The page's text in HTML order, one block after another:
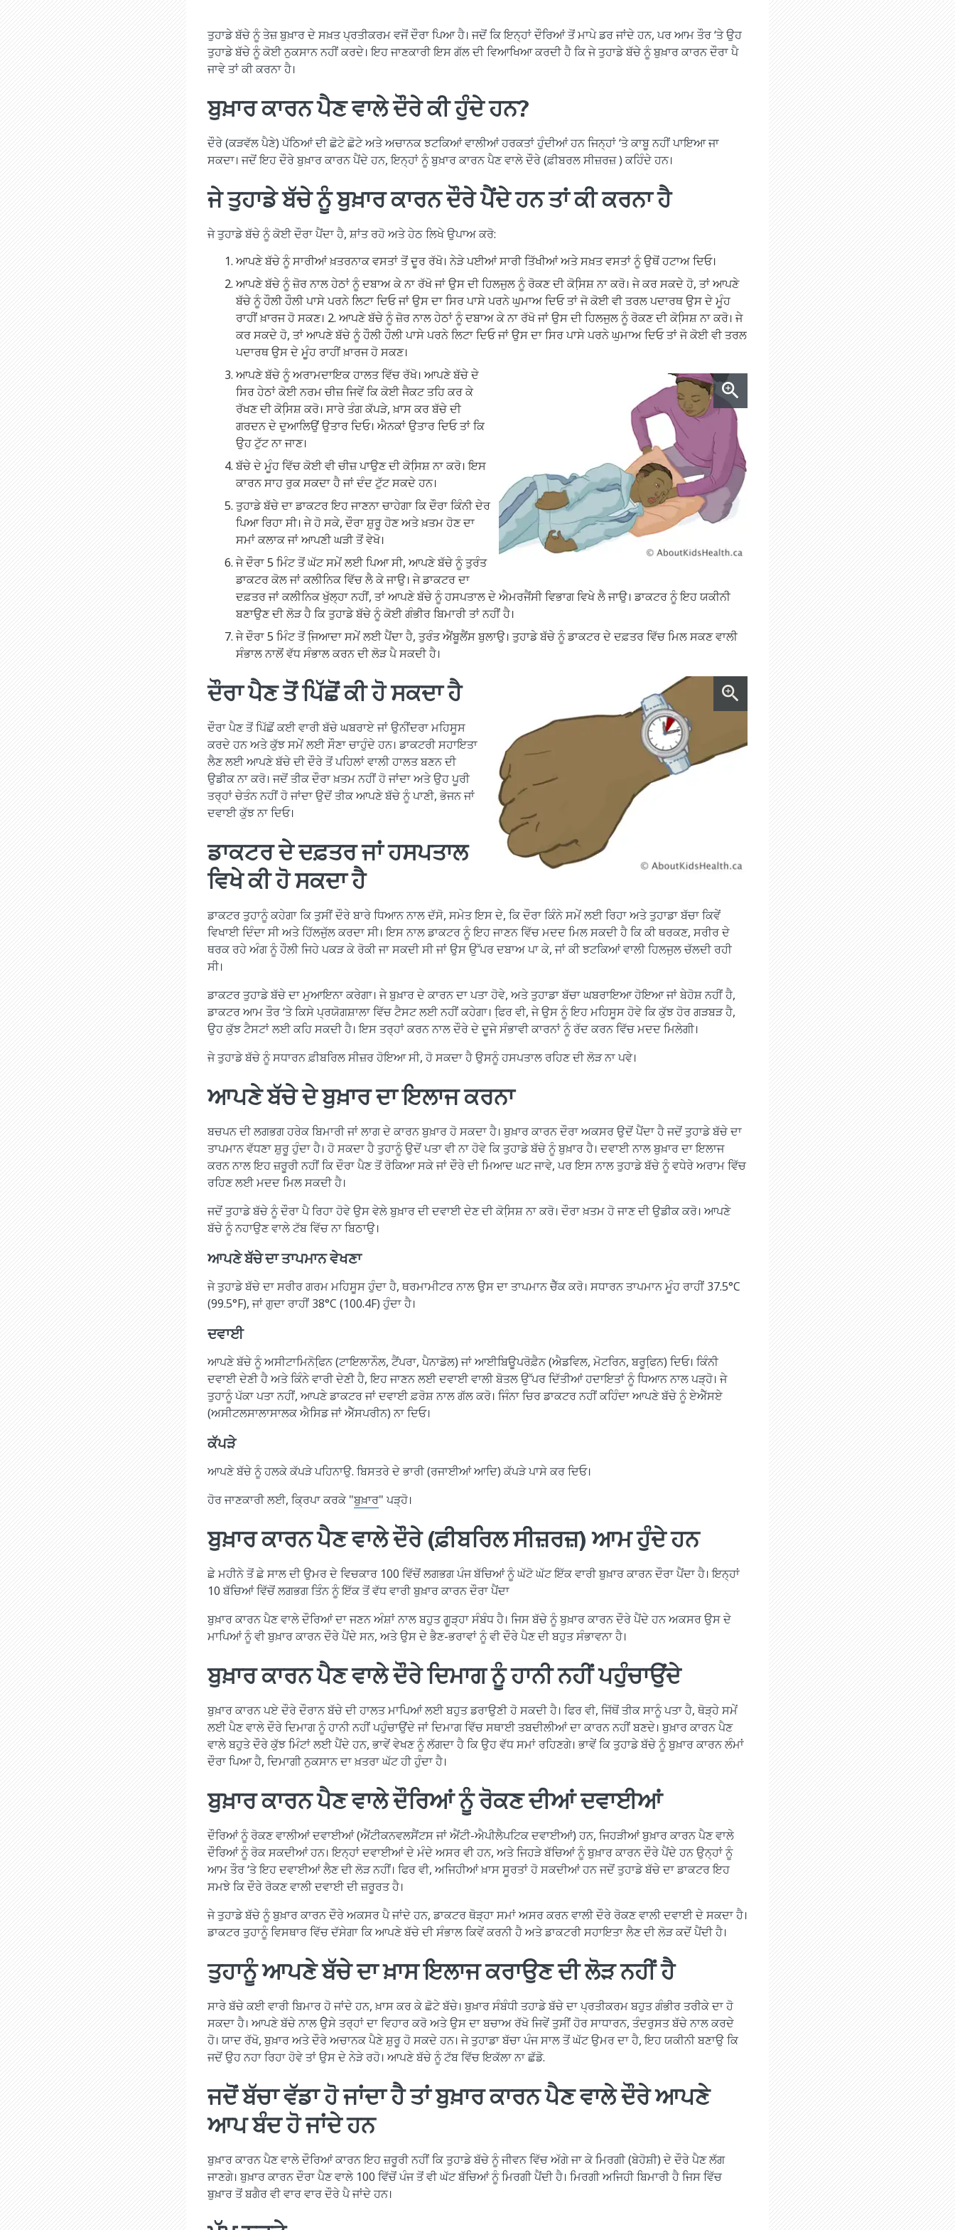
ਤੁਹਾਡੇ ਬੱਚੇ ਨੂੰ ਤੇਜ਼ ਬੁਖ਼ਾਰ ਦੇ ਸਖ਼ਤ ਪ੍ਰਤੀਕਰਮ ਵਜੋਂ ਦੌਰਾ ਪਿਆ ਹੈ। ਜਦੋਂ ਕਿ ਇਨ੍ਹਾਂ ਦੌਰਿਆਂ ਤੋਂ ਮਾਪੇ ਡਰ ਜਾਂਦੇ ਹਨ, ਪਰ ਆਮ ਤੌਰ ‘ਤੇ ਉਹ
ਤੁਹਾਡੇ ਬੱਚੇ ਨੂੰ ਕੋਈ ਨੁਕਸਾਨ ਨਹੀਂ ਕਰਦੇ। ਇਹ ਜਾਣਕਾਰੀ ਇਸ ਗੱਲ ਦੀ ਵਿਆਖਿਆ ਕਰਦੀ ਹੈ ਕਿ ਜੇ ਤੁਹਾਡੇ ਬੱਚੇ ਨੂੰ ਬੁਖ਼ਾਰ ਕਾਰਨ ਦੌਰਾ ਪੈ
ਜਾਵੇ ਤਾਂ ਕੀ ਕਰਨਾ ਹੈ।
ਬੁਖ਼ਾਰ ਕਾਰਨ ਪੈਣ ਵਾਲੇ ਦੌਰੇ ਕੀ ਹੁੰਦੇ ਹਨ?
ਦੌਰੇ (ਕੜਵੱਲ ਪੈਣੇ) ਪੱਠਿਆਂ ਦੀ ਛੋਟੇ ਛੋਟੇ ਅਤੇ ਅਚਾਨਕ ਝਟਕਿਆਂ ਵਾਲੀਆਂ ਹਰਕਤਾਂ ਹੁੰਦੀਆਂ ਹਨ ਜਿਨ੍ਹਾਂ ‘ਤੇ ਕਾਬੂ ਨਹੀਂ ਪਾਇਆ ਜਾ
ਸਕਦਾ। ਜਦੋਂ ਇਹ ਦੌਰੇ ਬੁਖ਼ਾਰ ਕਾਰਨ ਪੈਂਦੇ ਹਨ, ਇਨ੍ਹਾਂ ਨੂੰ ਬੁਖ਼ਾਰ ਕਾਰਨ ਪੈਣ ਵਾਲੇ ਦੌਰੇ (ਫ਼ੀਬਰਲ ਸੀਜ਼ਰਜ਼ ) ਕਹਿੰਦੇ ਹਨ।
ਜੇ ਤੁਹਾਡੇ ਬੱਚੇ ਨੂੰ ਬੁਖ਼ਾਰ ਕਾਰਨ ਦੌਰੇ ਪੈਂਦੇ ਹਨ ਤਾਂ ਕੀ ਕਰਨਾ ਹੈ
ਜੇ ਤੁਹਾਡੇ ਬੱਚੇ ਨੂੰ ਕੋਈ ਦੌਰਾ ਪੈਂਦਾ ਹੈ, ਸ਼ਾਂਤ ਰਹੋ ਅਤੇ ਹੇਠ ਲਿਖੇ ਉਪਾਅ ਕਰੋ:
ਆਪਣੇ ਬੱਚੇ ਨੂੰ ਸਾਰੀਆਂ ਖ਼ਤਰਨਾਕ ਵਸਤਾਂ ਤੋਂ ਦੂਰ ਰੱਖੋ। ਨੇੜੇ ਪਈਆਂ ਸਾਰੀ ਤਿੱਖੀਆਂ ਅਤੇ ਸਖ਼ਤ ਵਸਤਾਂ ਨੂੰ ਉਥੋਂ ਹਟਾਅ ਦਿਓ।
ਆਪਣੇ ਬੱਚੇ ਨੂੰ ਜ਼ੋਰ ਨਾਲ ਹੇਠਾਂ ਨੂੰ ਦਬਾਅ ਕੇ ਨਾ ਰੱਖੋ ਜਾਂ ਉਸ ਦੀ ਹਿਲਜੁਲ ਨੂੰ ਰੋਕਣ ਦੀ ਕੋਸਿ਼ਸ਼ ਨਾ ਕਰੋ। ਜੇ ਕਰ ਸਕਦੇ ਹੋ, ਤਾਂ ਆਪਣੇ
ਬੱਚੇ ਨੂੰ ਹੌਲੀ ਹੌਲੀ ਪਾਸੇ ਪਰਨੇ ਲਿਟਾ ਦਿਓ ਜਾਂ ਉਸ ਦਾ ਸਿਰ ਪਾਸੇ ਪਰਨੇ ਘੁਮਾਅ ਦਿਓ ਤਾਂ ਜੋ ਕੋਈ ਵੀ ਤਰਲ ਪਦਾਰਥ ਉਸ ਦੇ ਮੂੰਹ
ਰਾਹੀਂ ਖ਼ਾਰਜ ਹੋ ਸਕਣ। 2. ਆਪਣੇ ਬੱਚੇ ਨੂੰ ਜ਼ੋਰ ਨਾਲ ਹੇਠਾਂ ਨੂੰ ਦਬਾਅ ਕੇ ਨਾ ਰੱਖੋ ਜਾਂ ਉਸ ਦੀ ਹਿਲਜੁਲ ਨੂੰ ਰੋਕਣ ਦੀ ਕੋਸਿ਼ਸ਼ ਨਾ ਕਰੋ। ਜੇ
ਕਰ ਸਕਦੇ ਹੋ, ਤਾਂ ਆਪਣੇ ਬੱਚੇ ਨੂੰ ਹੌਲੀ ਹੌਲੀ ਪਾਸੇ ਪਰਨੇ ਲਿਟਾ ਦਿਓ ਜਾਂ ਉਸ ਦਾ ਸਿਰ ਪਾਸੇ ਪਰਨੇ ਘੁਮਾਅ ਦਿਓ ਤਾਂ ਜੋ ਕੋਈ ਵੀ ਤਰਲ
ਪਦਾਰਥ ਉਸ ਦੇ ਮੂੰਹ ਰਾਹੀਂ ਖ਼ਾਰਜ ਹੋ ਸਕਣ।
ਆਪਣੇ ਬੱਚੇ ਨੂੰ ਅਰਾਮਦਾਇਕ ਹਾਲਤ ਵਿੱਚ ਰੱਖੋ। ਆਪਣੇ ਬੱਚੇ ਦੇ
ਸਿਰ ਹੇਠਾਂ ਕੋਈ ਨਰਮ ਚੀਜ਼ ਜਿਵੇਂ ਕਿ ਕੋਈ ਜੈਕਟ ਤਹਿ ਕਰ ਕੇ
ਰੱਖਣ ਦੀ ਕੋਸਿ਼ਸ਼ ਕਰੋ। ਸਾਰੇ ਤੰਗ ਕੱਪੜੇ, ਖ਼ਾਸ ਕਰ ਬੱਚੇ ਦੀ
ਗਰਦਨ ਦੇ ਦੁਆਲਿਉਂ ਉਤਾਰ ਦਿਓ। ਐਨਕਾਂ ਉਤਾਰ ਦਿਓ ਤਾਂ ਕਿ
ਉਹ ਟੁੱਟ ਨਾ ਜਾਣ।
ਬੱਚੇ ਦੇ ਮੂੰਹ ਵਿੱਚ ਕੋਈ ਵੀ ਚੀਜ਼ ਪਾਉਣ ਦੀ ਕੋਸਿ਼ਸ਼ ਨਾ ਕਰੋ। ਇਸ
ਕਾਰਨ ਸਾਹ ਰੁਕ ਸਕਦਾ ਹੈ ਜਾਂ ਦੰਦ ਟੁੱਟ ਸਕਦੇ ਹਨ।
ਤੁਹਾਡੇ ਬੱਚੇ ਦਾ ਡਾਕਟਰ ਇਹ ਜਾਣਨਾ ਚਾਹੇਗਾ ਕਿ ਦੌਰਾ ਕਿੰਨੀ ਦੇਰ
ਪਿਆ ਰਿਹਾ ਸੀ। ਜੇ ਹੋ ਸਕੇ, ਦੌਰਾ ਸ਼ੁਰੂ ਹੋਣ ਅਤੇ ਖ਼ਤਮ ਹੋਣ ਦਾ
ਸਮਾਂ ਕਲਾਕ ਜਾਂ ਆਪਣੀ ਘੜੀ ਤੋਂ ਵੇਖੋ।
ਜੇ ਦੌਰਾ 5 ਮਿੰਟ ਤੋਂ ਘੱਟ ਸਮੇਂ ਲਈ ਪਿਆ ਸੀ, ਆਪਣੇ ਬੱਚੇ ਨੂੰ ਤੁਰੰਤ
ਡਾਕਟਰ ਕੋਲ ਜਾਂ ਕਲੀਨਿਕ ਵਿੱਚ ਲੈ ਕੇ ਜਾਉ। ਜੇ ਡਾਕਟਰ ਦਾ
ਦਫ਼ਤਰ ਜਾਂ ਕਲੀਨਿਕ ਖੁੱਲ੍ਹਾ ਨਹੀਂ, ਤਾਂ ਆਪਣੇ ਬੱਚੇ ਨੂੰ ਹਸਪਤਾਲ ਦੇ ਐਮਰਜੈਂਸੀ ਵਿਭਾਗ ਵਿਖੇ ਲੈ ਜਾਉ। ਡਾਕਟਰ ਨੂੰ ਇਹ ਯਕੀਨੀ
ਬਣਾਉਣ ਦੀ ਲੋੜ ਹੈ ਕਿ ਤੁਹਾਡੇ ਬੱਚੇ ਨੂੰ ਕੋਈ ਗੰਭੀਰ ਬਿਮਾਰੀ ਤਾਂ ਨਹੀਂ ਹੈ।
ਜੇ ਦੌਰਾ 5 ਮਿੰਟ ਤੋਂ ਜਿ਼ਆਦਾ ਸਮੇਂ ਲਈ ਪੈਂਦਾ ਹੈ, ਤੁਰੰਤ ਐਂਬੂਲੈਂਸ ਬੁਲਾਉ। ਤੁਹਾਡੇ ਬੱਚੇ ਨੂੰ ਡਾਕਟਰ ਦੇ ਦਫ਼ਤਰ ਵਿੱਚ ਮਿਲ ਸਕਣ ਵਾਲੀ
ਸੰਭਾਲ ਨਾਲੋਂ ਵੱਧ ਸੰਭਾਲ ਕਰਨ ਦੀ ਲੋੜ ਪੈ ਸਕਦੀ ਹੈ।
ਦੌਰਾ ਪੈਣ ਤੋਂ ਪਿੱਛੋਂ ਕੀ ਹੋ ਸਕਦਾ ਹੈ
ਦੌਰਾ ਪੈਣ ਤੋਂ ਪਿੱਛੋਂ ਕਈ ਵਾਰੀ ਬੱਚੇ ਘਬਰਾਏ ਜਾਂ ਉਨੀਂਦਰਾ ਮਹਿਸੂਸ
ਕਰਦੇ ਹਨ ਅਤੇ ਕੁੱਝ ਸਮੇਂ ਲਈ ਸੌਣਾ ਚਾਹੁੰਦੇ ਹਨ। ਡਾਕਟਰੀ ਸਹਾਇਤਾ
ਲੈਣ ਲਈ ਆਪਣੇ ਬੱਚੇ ਦੀ ਦੌਰੇ ਤੋਂ ਪਹਿਲਾਂ ਵਾਲੀ ਹਾਲਤ ਬਣਨ ਦੀ
ਉਡੀਕ ਨਾ ਕਰੋ। ਜਦੋਂ ਤੀਕ ਦੌਰਾ ਖ਼ਤਮ ਨਹੀਂ ਹੋ ਜਾਂਦਾ ਅਤੇ ਉਹ ਪੂਰੀ
ਤਰ੍ਹਾਂ ਚੇਤੰਨ ਨਹੀਂ ਹੋ ਜਾਂਦਾ ਉਦੋਂ ਤੀਕ ਆਪਣੇ ਬੱਚੇ ਨੂੰ ਪਾਣੀ, ਭੋਜਨ ਜਾਂ
ਦਵਾਈ ਕੁੱਝ ਨਾ ਦਿਓ।
ਡਾਕਟਰ ਦੇ ਦਫ਼ਤਰ ਜਾਂ ਹਸਪਤਾਲ
ਵਿਖੇ ਕੀ ਹੋ ਸਕਦਾ ਹੈ
ਡਾਕਟਰ ਤੁਹਾਨੂੰ ਕਹੇਗਾ ਕਿ ਤੁਸੀਂ ਦੌਰੇ ਬਾਰੇ ਧਿਆਨ ਨਾਲ ਦੱਸੋ, ਸਮੇਤ ਇਸ ਦੇ, ਕਿ ਦੌਰਾ ਕਿੰਨੇ ਸਮੇਂ ਲਈ ਰਿਹਾ ਅਤੇ ਤੁਹਾਡਾ ਬੱਚਾ ਕਿਵੇਂ
ਵਿਖਾਈ ਦਿੰਦਾ ਸੀ ਅਤੇ ਹਿੱਲਜੁੱਲ ਕਰਦਾ ਸੀ। ਇਸ ਨਾਲ ਡਾਕਟਰ ਨੂੰ ਇਹ ਜਾਣਨ ਵਿੱਚ ਮਦਦ ਮਿਲ ਸਕਦੀ ਹੈ ਕਿ ਕੀ ਥਰਕਣ, ਸਰੀਰ ਦੇ
ਥਰਕ ਰਹੇ ਅੰਗ ਨੂੰ ਹੌਲੀ ਜਿਹੇ ਪਕੜ ਕੇ ਰੋਕੀ ਜਾ ਸਕਦੀ ਸੀ ਜਾਂ ਉਸ ਉੱਪਰ ਦਬਾਅ ਪਾ ਕੇ, ਜਾਂ ਕੀ ਝਟਕਿਆਂ ਵਾਲੀ ਹਿਲਜੁਲ ਚੱਲਦੀ ਰਹੀ
ਸੀ।
ਡਾਕਟਰ ਤੁਹਾਡੇ ਬੱਚੇ ਦਾ ਮੁਆਇਨਾ ਕਰੇਗਾ। ਜੇ ਬੁਖ਼ਾਰ ਦੇ ਕਾਰਨ ਦਾ ਪਤਾ ਹੋਵੇ, ਅਤੇ ਤੁਹਾਡਾ ਬੱਚਾ ਘਬਰਾਇਆ ਹੋਇਆ ਜਾਂ ਬੇਹੋਸ਼ ਨਹੀਂ ਹੈ,
ਡਾਕਟਰ ਆਮ ਤੌਰ ‘ਤੇ ਕਿਸੇ ਪ੍ਰਯੋਗਸ਼ਾਲਾ ਵਿੱਚ ਟੈਸਟ ਲਈ ਨਹੀਂ ਕਹੇਗਾ। ਫਿ਼ਰ ਵੀ, ਜੇ ਉਸ ਨੂੰ ਇਹ ਮਹਿਸੂਸ ਹੋਵੇ ਕਿ ਕੁੱਝ ਹੋਰ ਗੜਬੜ ਹੈ,
ਉਹ ਕੁੱਝ ਟੈਸਟਾਂ ਲਈ ਕਹਿ ਸਕਦੀ ਹੈ। ਇਸ ਤਰ੍ਹਾਂ ਕਰਨ ਨਾਲ ਦੌਰੇ ਦੇ ਦੂਜੇ ਸੰਭਾਵੀ ਕਾਰਨਾਂ ਨੂੰ ਰੱਦ ਕਰਨ ਵਿੱਚ ਮਦਦ ਮਿਲੇਗੀ।
ਜੇ ਤੁਹਾਡੇ ਬੱਚੇ ਨੂੰ ਸਧਾਰਨ ਫ਼ੀਬਰਿਲ ਸੀਜ਼ਰ ਹੋਇਆ ਸੀ, ਹੋ ਸਕਦਾ ਹੈ ਉਸਨੂੰ ਹਸਪਤਾਲ ਰਹਿਣ ਦੀ ਲੋੜ ਨਾ ਪਵੇ।
ਆਪਣੇ ਬੱਚੇ ਦੇ ਬੁਖ਼ਾਰ ਦਾ ਇਲਾਜ ਕਰਨਾ
ਬਚਪਨ ਦੀ ਲਗਭਗ ਹਰੇਕ ਬਿਮਾਰੀ ਜਾਂ ਲਾਗ ਦੇ ਕਾਰਨ ਬੁਖ਼ਾਰ ਹੋ ਸਕਦਾ ਹੈ। ਬੁਖ਼ਾਰ ਕਾਰਨ ਦੌਰਾ ਅਕਸਰ ਉਦੋਂ ਪੈਂਦਾ ਹੈ ਜਦੋਂ ਤੁਹਾਡੇ ਬੱਚੇ ਦਾ
ਤਾਪਮਾਨ ਵੱਧਣਾ ਸ਼ੁਰੂ ਹੁੰਦਾ ਹੈ। ਹੋ ਸਕਦਾ ਹੈ ਤੁਹਾਨੂੰ ਉਦੋਂ ਪਤਾ ਵੀ ਨਾ ਹੋਵੇ ਕਿ ਤੁਹਾਡੇ ਬੱਚੇ ਨੂੰ ਬੁਖ਼ਾਰ ਹੈ। ਦਵਾਈ ਨਾਲ ਬੁਖ਼ਾਰ ਦਾ ਇਲਾਜ
ਕਰਨ ਨਾਲ ਇਹ ਜ਼ਰੂਰੀ ਨਹੀਂ ਕਿ ਦੌਰਾ ਪੈਣ ਤੋਂ ਰੋਕਿਆ ਸਕੇ ਜਾਂ ਦੌਰੇ ਦੀ ਮਿਆਦ ਘਟ ਜਾਵੇ, ਪਰ ਇਸ ਨਾਲ ਤੁਹਾਡੇ ਬੱਚੇ ਨੂੰ ਵਧੇਰੇ ਅਰਾਮ ਵਿੱਚ
ਰਹਿਣ ਲਈ ਮਦਦ ਮਿਲ ਸਕਦੀ ਹੈ।​
ਜਦੋਂ ਤੁਹਾਡੇ ਬੱਚੇ ਨੂੰ ਦੌਰਾ ਪੈ ਰਿਹਾ ਹੋਵੇ ਉਸ ਵੇਲੇ ਬੁਖ਼ਾਰ ਦੀ ਦਵਾਈ ਦੇਣ ਦੀ ਕੋਸਿ਼ਸ਼ ਨਾ ਕਰੋ। ਦੌਰਾ ਖ਼ਤਮ ਹੋ ਜਾਣ ਦੀ ਉਡੀਕ ਕਰੋ। ਆਪਣੇ
ਬੱਚੇ ਨੂੰ ਨਹਾਉਣ ਵਾਲੇ ਟੱਬ ਵਿੱਚ ਨਾ ਬਿਠਾਉ।
ਆਪਣੇ ਬੱਚੇ ਦਾ ਤਾਪਮਾਨ ਵੇਖਣਾ
ਜੇ ਤੁਹਾਡੇ ਬੱਚੇ ਦਾ ਸਰੀਰ ਗਰਮ ਮਹਿਸੂਸ ਹੁੰਦਾ ਹੈ, ਥਰਮਾਮੀਟਰ ਨਾਲ ਉਸ ਦਾ ਤਾਪਮਾਨ ਚੈੱਕ ਕਰੋ। ਸਧਾਰਨ ਤਾਪਮਾਨ ਮੂੰਹ ਰਾਹੀਂ 37.5°C
(99.5°F), ਜਾਂ ਗੁਦਾ ਰਾਹੀਂ 38°C (100.4F) ਹੁੰਦਾ ਹੈ।
ਦਵਾਈ
ਆਪਣੇ ਬੱਚੇ ਨੂੰ ਅਸੀਟਾਮਿਨੋਫਿ਼ਨ (ਟਾਇਲਾਨੌਲ, ਟੈਂਪਰਾ, ਪੈਨਾਡੋਲ) ਜਾਂ ਆਈਬਿਊਪਰੋਫ਼ੈਨ (ਐਡਵਿਲ, ਮੋਟਰਿਨ, ਬਰੂਫਿ਼ਨ) ਦਿਓ। ਕਿੰਨੀ
ਦਵਾਈ ਦੇਣੀ ਹੈ ਅਤੇ ਕਿੰਨੇ ਵਾਰੀ ਦੇਣੀ ਹੈ, ਇਹ ਜਾਣਨ ਲਈ ਦਵਾਈ ਵਾਲੀ ਬੋਤਲ ਉੱਪਰ ਦਿੱਤੀਆਂ ਹਦਾਇਤਾਂ ਨੂੰ ਧਿਆਨ ਨਾਲ ਪੜ੍ਹੋ। ਜੇ
ਤੁਹਾਨੂੰ ਪੱਕਾ ਪਤਾ ਨਹੀਂ, ਆਪਣੇ ਡਾਕਟਰ ਜਾਂ ਦਵਾਈ ਫ਼ਰੋਸ਼ ਨਾਲ ਗੱਲ ਕਰੋ। ਜਿੰਨਾ ਚਿਰ ਡਾਕਟਰ ਨਹੀਂ ਕਹਿੰਦਾ ਆਪਣੇ ਬੱਚੇ ਨੂੰ ਏਐੱਸਏ
(ਅਸੀਟਲਸਾਲਾਸਾਲਕ ਐਸਿਡ ਜਾਂ ਐੱਸਪਰੀਨ) ਨਾ ਦਿਓ।
ਕੱਪੜੇ
ਆਪਣੇ ਬੱਚੇ ਨੂੰ ਹਲਕੇ ਕੱਪੜੇ ਪਹਿਨਾਉ. ਬਿਸਤਰੇ ਦੇ ਭਾਰੀ (ਰਜਾਈਆਂ ਆਦਿ) ਕੱਪੜੇ ਪਾਸੇ ਕਰ ਦਿਓ।
ਹੋਰ ਜਾਣਕਾਰੀ ਲਈ, ਕ੍ਰਿਪਾ ਕਰਕੇ "ਬੁਖ਼ਾਰ" ਪੜ੍ਹੋ।
ਬੁਖ਼ਾਰ ਕਾਰਨ ਪੈਣ ਵਾਲੇ ਦੌਰੇ (ਫ਼ੀਬਰਿਲ ਸੀਜ਼ਰਜ਼) ਆਮ ਹੁੰਦੇ ਹਨ
ਛੇ ਮਹੀਨੇ ਤੋਂ ਛੇ ਸਾਲ ਦੀ ਉਮਰ ਦੇ ਵਿਚਕਾਰ 100 ਵਿੱਚੋਂ ਲਗਭਗ ਪੰਜ ਬੱਚਿਆਂ ਨੂੰ ਘੱਟੋ ਘੱਟ ਇੱਕ ਵਾਰੀ ਬੁਖ਼ਾਰ ਕਾਰਨ ਦੌਰਾ ਪੈਂਦਾ ਹੈ। ਇਨ੍ਹਾਂ
10 ਬੱਚਿਆਂ ਵਿੱਚੋਂ ਲਗਭਗ ਤਿੰਨ ਨੂੰ ਇੱਕ ਤੋਂ ਵੱਧ ਵਾਰੀ ਬੁਖ਼ਾਰ ਕਾਰਨ ਦੌਰਾ ਪੈਂਦਾ
ਬੁਖ਼ਾਰ ਕਾਰਨ ਪੈਣ ਵਾਲੇ ਦੌਰਿਆਂ ਦਾ ਜਣਨ ਅੰਸ਼ਾਂ ਨਾਲ ਬਹੁਤ ਗੂੜ੍ਹਾ ਸੰਬੰਧ ਹੈ। ਜਿਸ ਬੱਚੇ ਨੂੰ ਬੁਖ਼ਾਰ ਕਾਰਨ ਦੌਰੇ ਪੈਂਦੇ ਹਨ ਅਕਸਰ ਉਸ ਦੇ
ਮਾਪਿਆਂ ਨੂੰ ਵੀ ਬੁਖ਼ਾਰ ਕਾਰਨ ਦੌਰੇ ਪੈਂਦੇ ਸਨ, ਅਤੇ ਉਸ ਦੇ ਭੈਣ-ਭਰਾਵਾਂ ਨੂੰ ਵੀ ਦੌਰੇ ਪੈਣ ਦੀ ਬਹੁਤ ਸੰਭਾਵਨਾ ਹੈ।
ਬੁਖ਼ਾਰ ਕਾਰਨ ਪੈਣ ਵਾਲੇ ਦੌਰੇ ਦਿਮਾਗ ਨੂੰ ਹਾਨੀ ਨਹੀਂ ਪਹੁੰਚਾਉਂਦੇ
ਬੁਖ਼ਾਰ ਕਾਰਨ ਪਏ ਦੌਰੇ ਦੌਰਾਨ ਬੱਚੇ ਦੀ ਹਾਲਤ ਮਾਪਿਆਂ ਲਈ ਬਹੁਤ ਡਰਾਉਣੀ ਹੋ ਸਕਦੀ ਹੈ। ਫਿਰ ਵੀ, ਜਿੱਥੋਂ ਤੀਕ ਸਾਨੂੰ ਪਤਾ ਹੈ, ਥੋੜ੍ਹੇ ਸਮੇਂ
ਲਈ​ ਪੈਣ ਵਾਲੇ ਦੌਰੇ ਦਿਮਾਗ ਨੂੰ ਹਾਨੀ ਨਹੀਂ ਪਹੁੰਚਾਉਂਦੇ ਜਾਂ ਦਿਮਾਗ ਵਿੱਚ ਸਥਾਈ ਤਬਦੀਲੀਆਂ ਦਾ ਕਾਰਨ ਨਹੀਂ ਬਣਦੇ। ਬੁਖ਼ਾਰ ਕਾਰਨ ਪੈਣ
ਵਾਲੇ ਬਹੁਤੇ ਦੌਰੇ ਕੁੱਝ ਮਿੰਟਾਂ ਲਈ ਪੈਂਦੇ ਹਨ, ਭਾਵੇਂ ਵੇਖਣ ਨੂੰ ਲੱਗਦਾ ਹੈ ਕਿ ਉਹ ਵੱਧ ਸਮਾਂ ਰਹਿਣਗੇ। ਭਾਵੇਂ ਕਿ ਤੁਹਾਡੇ ਬੱਚੇ ਨੂੰ ਬੁਖ਼ਾਰ ਕਾਰਨ ਲੰਮਾਂ
ਦੌਰਾ ਪਿਆ ਹੈ, ਦਿਮਾਗੀ ਨੁਕਸਾਨ ਦਾ ਖ਼ਤਰਾ ਘੱਟ ਹੀ ਹੁੰਦਾ ਹੈ।
ਬੁਖ਼ਾਰ ਕਾਰਨ ਪੈਣ ਵਾਲੇ ਦੌਰਿਆਂ ਨੂੰ ਰੋਕਣ ਦੀਆਂ ਦਵਾਈਆਂ
ਦੌਰਿਆਂ ਨੂੰ ਰੋਕਣ ਵਾਲੀਆਂ ਦਵਾਈਆਂ (ਐਂਟੀਕਨਵਲਸੈਂਟਸ ਜਾਂ ਐਂਟੀ-ਐਪੀਲੈਪਟਿਕ ਦਵਾਈਆਂ) ਹਨ, ਜਿਹੜੀਆਂ ਬੁਖ਼ਾਰ ਕਾਰਨ ਪੈਣ ਵਾਲੇ
ਦੌਰਿਆਂ ਨੂੰ ਰੋਕ ਸਕਦੀਆਂ ਹਨ। ਇਨ੍ਹਾਂ ਦਵਾਈਆਂ ਦੇ ਮੰਦੇ ਅਸਰ ਵੀ ਹਨ, ਅਤੇ ਜਿਹੜੇ ਬੱਚਿਆਂ ਨੂੰ ਬੁਖ਼ਾਰ ਕਾਰਨ ਦੌਰੇ ਪੈਂਦੇ ਹਨ ਉਨ੍ਹਾਂ ਨੂੰ
ਆਮ ਤੌਰ ‘ਤੇ ਇਹ ਦਵਾਈਆਂ ਲੈਣ ਦੀ ਲੋੜ ਨਹੀਂ। ਫਿਰ ਵੀ, ਅਜਿਹੀਆਂ ਖ਼ਾਸ ਸੂਰਤਾਂ ਹੋ ਸਕਦੀਆਂ ਹਨ ਜਦੋਂ ਤੁਹਾਡੇ ਬੱਚੇ ਦਾ ਡਾਕਟਰ ਇਹ
ਸਮਝੇ ਕਿ ਦੌਰੇ ਰੋਕਣ ਵਾਲੀ ਦਵਾਈ ਦੀ ਜ਼ਰੂਰਤ ਹੈ।
ਜੇ ਤੁਹਾਡੇ ਬੱਚੇ ਨੂੰ ਬੁਖ਼ਾਰ ਕਾਰਨ ਦੌਰੇ ਅਕਸਰ ਪੈ ਜਾਂਦੇ ਹਨ, ਡਾਕਟਰ ਥੋੜ੍ਹਾ ਸਮਾਂ ਅਸਰ ਕਰਨ ਵਾਲੀ ਦੌਰੇ ਰੋਕਣ ਵਾਲੀ ਦਵਾਈ ਦੇ ਸਕਦਾ ਹੈ।
ਡਾਕਟਰ ਤੁਹਾਨੂੰ ਵਿਸਥਾਰ ਵਿੱਚ ਦੱਸੇਗਾ ਕਿ ਆਪਣੇ ਬੱਚੇ ਦੀ ਸੰਭਾਲ ਕਿਵੇਂ ਕਰਨੀ ਹੈ ਅਤੇ ਡਾਕਟਰੀ ਸਹਾਇਤਾ ਲੈਣ ਦੀ ਲੋੜ ਕਦੋਂ ਪੈਂਦੀ ਹੈ।
ਤੁਹਾਨੂੰ ਆਪਣੇ ਬੱਚੇ ਦਾ ਖ਼ਾਸ ਇਲਾਜ ਕਰਾਉਣ ਦੀ ਲੋੜ ਨਹੀਂ ਹੈ
ਸਾਰੇ ਬੱਚੇ ਕਈ ਵਾਰੀ ਬਿਮਾਰ ਹੋ ਜਾਂਦੇ ਹਨ, ਖ਼ਾਸ ਕਰ ਕੇ ਛੋਟੇ ਬੱਚੇ। ਬੁਖ਼ਾਰ ਸੰਬੰਧੀ ਤਹਾਡੇ ਬੱਚੇ ਦਾ ਪ੍ਰਤੀਕਰਮ ਬਹੁਤ ਗੰਭੀਰ ਤਰੀਕੇ ਦਾ ਹੋ
ਸਕਦਾ ਹੈ। ਆਪਣੇ ਬੱਚੇ ਨਾਲ ਉੇਸੇ ਤਰ੍ਹਾਂ ਦਾ ਵਿਹਾਰ ਕਰੋ ਅਤੇ ਉਸ ਦਾ ਬਚਾਅ ਰੱਖੋ ਜਿਵੇਂ ਤੁਸੀਂ ਹੋਰ ਸਾਧਾਰਨ, ਤੰਦਰੁਸਤ ਬੱਚੇ ਨਾਲ ਕਰਦੇ
ਹੋ। ਯਾਦ ਰੱਖੋ, ਬੁਖ਼ਾਰ ਅਤੇ ਦੌਰੇ ਅਚਾਨਕ ਪੈਣੇ ਸ਼ੁਰੂ ਹੋ ਸਕਦੇ ਹਨ। ਜੇ ਤੁਹਾਡਾ ਬੱਚਾ ਪੰਜ ਸਾਲ ਤੋਂ ਘੱਟ ਉਮਰ ਦਾ ਹੈ, ਇਹ ਯਕੀਨੀ ਬਣਾਉ ਕਿ
ਜਦੋਂ ਉਹ ਨਹਾ ਰਿਹਾ ਹੋਵੇ ਤਾਂ ਉਸ ਦੇ ਨੇੜੇ ਰਹੋ। ਆਪਣੇ ਬੱਚੇ ਨੂੰ ਟੱਬ ਵਿੱਚ ਇਕੱਲਾ ਨਾ ਛੱਡੋ.
ਜਦੋਂ ਬੱਚਾ ਵੱਡਾ ਹੋ ਜਾਂਦਾ ਹੈ ਤਾਂ ਬੁਖ਼ਾਰ ਕਾਰਨ ਪੈਣ ਵਾਲੇ ਦੌਰੇ ਆਪਣੇ
ਆਪ ਬੰਦ ਹੋ ਜਾਂਦੇ ਹਨ
ਬੁਖ਼ਾਰ ਕਾਰਨ ਪੈਣ ਵਾਲੇ ਦੌਰਿਆਂ ਕਾਰਨ ਇਹ ਜ਼ਰੂਰੀ ਨਹੀਂ ਕਿ ਤੁਹਾਡੇ ਬੱਚੇ ਨੂੰ ਜੀਵਨ ਵਿੱਚ ਅੱਗੇ ਜਾ ਕੇ ਮਿਰਗੀ (ਬੇਹੋਸ਼ੀ) ਦੇ ਦੌਰੇ ਪੈਣ ਲੱਗ
ਜਾਣਗੇ। ਬੁਖ਼ਾਰ ਕਾਰਨ ਦੌਰਾ ਪੈਣ ਵਾਲੇ 100 ਵਿੱਚੋਂ ਪੰਜ ਤੋਂ ਵੀ ਘੱਟ ਬੱਚਿਆਂ ਨੂੰ ਮਿਰਗੀ ਪੈਂਦੀ ਹੈ। ਮਿਰਗੀ ਅਜਿਹੀ ਬਿਮਾਰੀ ਹੈ ਜਿਸ ਵਿੱਚ
ਬੁਖ਼ਾਰ ਤੋਂ ਬਗੈਰ ਵੀ ਵਾਰ ਵਾਰ ਦੌਰੇ ਪੈ ਜਾਂਦੇ ਹਨ।